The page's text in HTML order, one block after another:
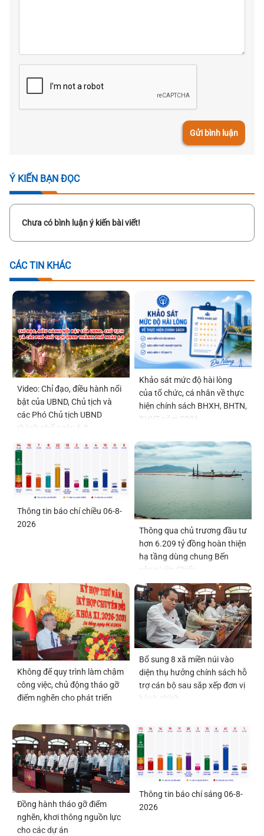
Gửi bình luận
Ý KIẾN BẠN ĐỌC
Chưa có bình luận ý kiến bài viết!
CÁC TIN KHÁC
Video: Chỉ đạo, điều hành nổi
bật của UBND, Chủ tịch và
các Phó Chủ tịch UBND
thành phố ngày 6-8
Khảo sát mức độ hài lòng
của tổ chức, cá nhân về thực
hiện chính sách BHXH, BHTN,
BHYT năm 2026
Thông tin báo chí chiều 06-8-
2026
Thông qua chủ trương đầu tư
hơn 6.209 tỷ đồng hoàn thiện
hạ tầng dùng chung Bến
cảng Liên Chiểu
Không để quy trình làm chậm
công việc, chủ động tháo gỡ
điểm nghẽn cho phát triển
Bổ sung 8 xã miền núi vào
diện thụ hưởng chính sách hỗ
trợ cán bộ sau sắp xếp đơn vị
hành chính
Đồng hành tháo gỡ điểm
nghẽn, khơi thông nguồn lực
cho các dự án
Thông tin báo chí sáng 06-8-
2026